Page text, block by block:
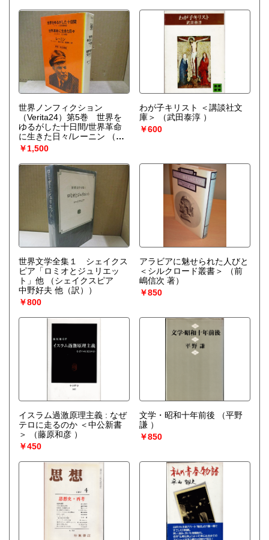
世界ノンフィクション
（Verita24）第5巻 世界を
ゆるがした十日間/世界革命
に生きた日々/レーニン
（ジ
ョン・リード エリザヴェー
タ・ドラプキナ ルイス・フ
ィッシャー 小笠原豊樹 他
（訳））
￥1,500
わが子キリスト ＜講談社文
庫＞
（武田泰淳 ）
￥600
世界文学全集１ シェイクス
ピア「ロミオとジュリエッ
ト」他
（シェイクスピア
中野好夫 他（訳））
￥800
アラビアに魅せられた人びと
＜シルクロード叢書＞
（前
嶋信次 著）
￥850
イスラム過激原理主義 : なぜ
テロに走るのか ＜中公新書
＞
（藤原和彦 ）
￥450
文学・昭和十年前後
（平野
謙 ）
￥850